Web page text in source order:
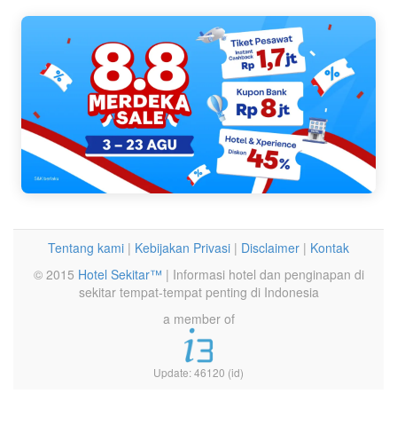
Tentang kami | Kebijakan Privasi | Disclaimer | Kontak
© 2015 Hotel Sekitar™ | Informasi hotel dan penginapan di
sekitar tempat-tempat penting di Indonesia
a member of
Update: 46120 (id)